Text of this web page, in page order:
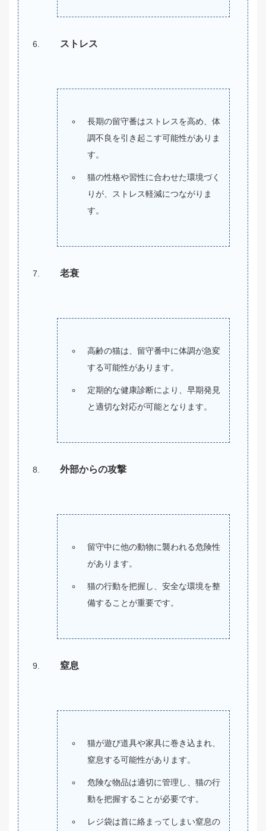
ストレス
長期の留守番はストレスを高め、体
調不良を引き起こす可能性がありま
す。
猫の性格や習性に合わせた環境づく
りが、ストレス軽減につながりま
す。
老衰
高齢の猫は、留守番中に体調が急変
する可能性があります。
定期的な健康診断により、早期発見
と適切な対応が可能となります。
外部からの攻撃
留守中に他の動物に襲われる危険性
があります。
猫の行動を把握し、安全な環境を整
備することが重要です。
窒息
猫が遊び道具や家具に巻き込まれ、
窒息する可能性があります。
危険な物品は適切に管理し、猫の行
動を把握することが必要です。
レジ袋は首に絡まってしまい窒息の